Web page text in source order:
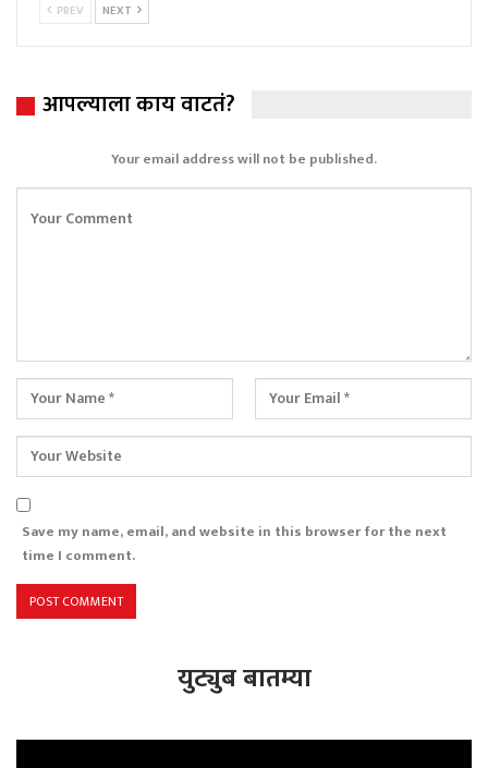
PREV NEXT
आपल्याला काय वाटतं?
Your email address will not be published.
Save my name, email, and website in this browser for the next
time I comment.
युट्युब बातम्या